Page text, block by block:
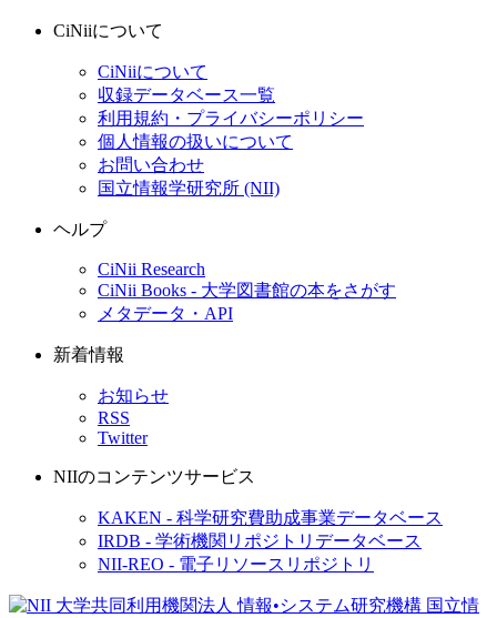
CiNiiについて
CiNiiについて
収録データベース一覧
利用規約・プライバシーポリシー
個人情報の扱いについて
お問い合わせ
国立情報学研究所 (NII)
ヘルプ
CiNii Research
CiNii Books - 大学図書館の本をさがす
メタデータ・API
新着情報
お知らせ
RSS
Twitter
NIIのコンテンツサービス
KAKEN - 科学研究費助成事業データベース
IRDB - 学術機関リポジトリデータベース
NII-REO - 電子リソースリポジトリ